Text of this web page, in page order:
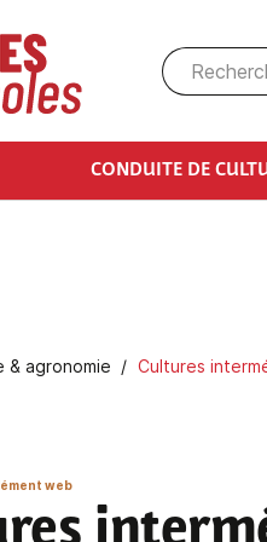
CONDUITE DE
& agronomie Cultures
web